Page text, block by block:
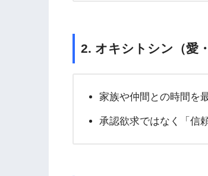
2. オキシトシン（愛
家族や仲間との時間を
承認欲求ではなく「信